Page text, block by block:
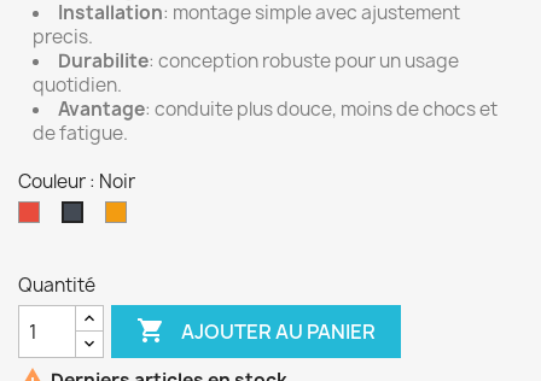
Installation: montage simple avec ajustement
precis.
Durabilite: conception robuste pour un usage
quotidien.
Avantage: conduite plus douce, moins de chocs et
de fatigue.
Couleur : Noir
Quantité
 AJOUTER AU PANIER